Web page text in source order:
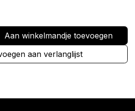
Aan winkelmandje toevoegen
aan verlanglijst